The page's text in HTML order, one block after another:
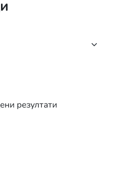
резултати